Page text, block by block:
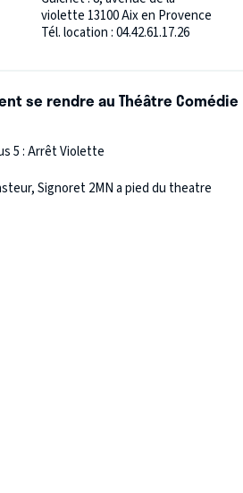
violette 13100 Aix en Provence
Tél. location : 04.42.61.17.26
se rendre au Théâtre Comédie
5 : Arrêt Violette
Signoret 2MN a pied du theatre